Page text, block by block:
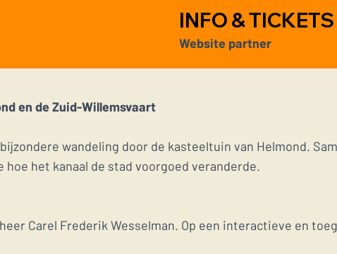
INFO & TICKETS
Website partner
en de Zuid-Willemsvaart
wandeling door de kasteeltuin van Helmond.
het kanaal de stad voorgoed veranderde.
Carel Frederik Wesselman. Op een interactieve en